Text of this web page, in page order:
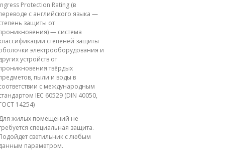
Protection Rating (в
с английского языка —
защиты от
— система
степеней защиты
электрооборудования и
устройств от
твёрдых
пыли и воды в
с международным
IEC 60529 (DIN 40050,
14254)
жилых помещений не
специальная защита.
светильник с любым
параметром.